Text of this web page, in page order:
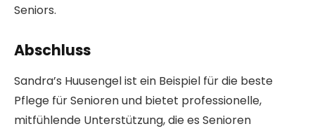
Seniors.
Abschluss
Sandra’s Huusengel ist ein Beispiel für die beste
Pflege für Senioren und bietet professionelle,
mitfühlende Unterstützung, die es Senioren